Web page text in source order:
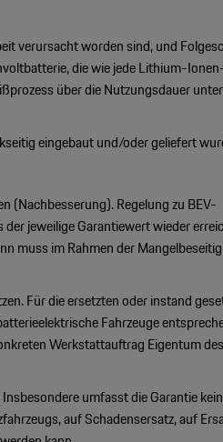
verursacht worden sind, und
die wie jede Lithium-
über die Nutzungsdauer
eingebaut und/oder geliefert
(Nachbesserung). Regelung zu BEV-
jeweilige Garantiewert wieder
muss im Rahmen der
Für die ersetzten oder instand
Fahrzeuge
Werkstattauftrag Eigentum des
umfasst die Garantie
auf Schadensersatz, auf